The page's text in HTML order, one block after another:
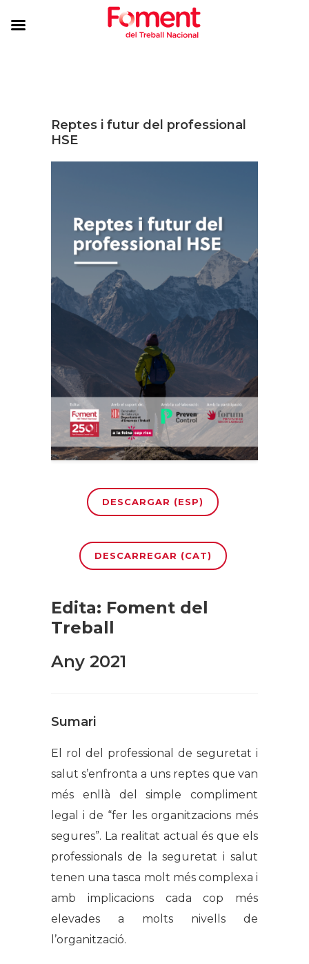
Reptes i futur del professional
HSE
DESCARGAR (ESP)
DESCARREGAR (CAT)
Edita: Foment del
Treball
Any 2021
Sumari
El rol del professional de seguretat i
salut s’enfronta a uns reptes que van
més enllà del simple compliment
legal i de “fer les organitzacions més
segures”. La realitat actual és que els
professionals de la seguretat i salut
tenen una tasca molt més complexa i
amb implicacions cada cop més
elevades a molts nivells de
l’organització.